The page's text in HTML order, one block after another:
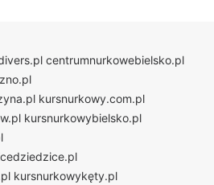
centrumnurkowebielsko.pl
kursnurkowy.com.pl
kursnurkowybielsko.pl
kursnurkowykęty.pl